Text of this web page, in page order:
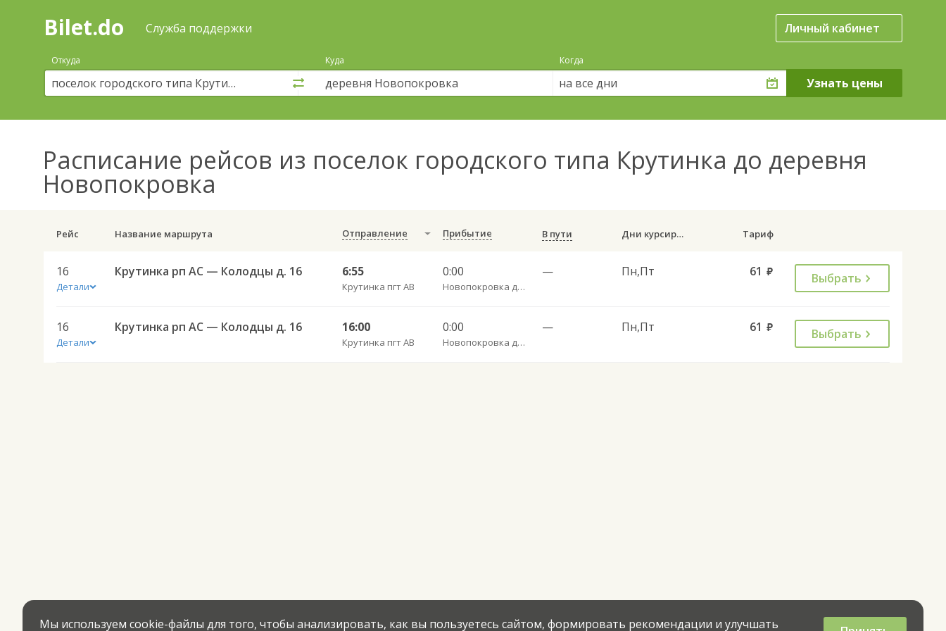
Поиск
покупка
билетов
автобус
онлайн
Bilet.do Служба поддержки Личный кабинет
Откуда Куда Когда
на все дни
Расписание рейсов из поселок городского типа Крутинка до деревня
Новопокровка
Рейс Название маршрута Отправление Прибытие В пути Дни курсирования Тариф
16
Детали
Крутинка рп АС — Колодцы д. 16 6:55
Крутинка пгт АВ
0:00
Новопокровка д. (КРУТ)
— Пн,Пт 61 руб. Выбрать
16
Детали
Крутинка рп АС — Колодцы д. 16 16:00
Крутинка пгт АВ
0:00
Новопокровка д. (КРУТ)
— Пн,Пт 61 руб. Выбрать
Мы используем cookie-файлы для того, чтобы анализировать, как вы пользуетесь сайтом, формировать рекомендации и улучшать